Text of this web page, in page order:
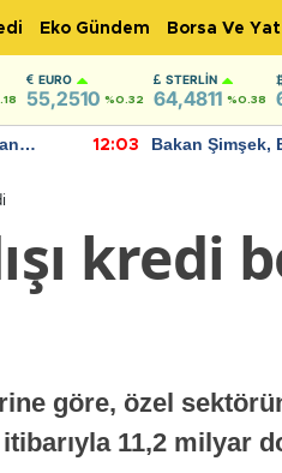
Eko Gündem Borsa Ve
EURO
55,2510 %0.32
STERLIN
64,4811 %0.38
12:03
Bakan Şimşek,
kredi
göre, özel
11,2 milyar